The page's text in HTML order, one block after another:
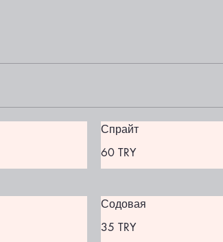
Спрайт
60 TRY
Содовая
35 TRY